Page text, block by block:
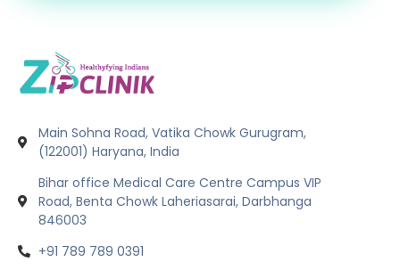
Main Sohna Road, Vatika Chowk Gurugram,
(122001) Haryana, India
Bihar office Medical Care Centre Campus VIP
Road, Benta Chowk Laheriasarai, Darbhanga
846003
+91 789 789 0391